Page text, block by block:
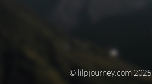
© lilpjourney.com 2025